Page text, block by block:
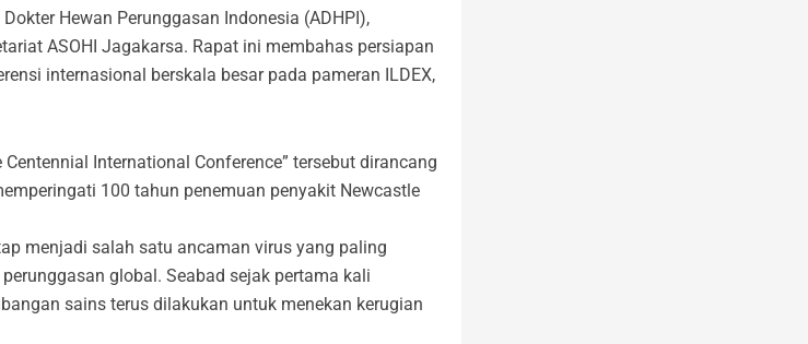
Hewan Perunggasan Indonesia (ADHPI),
ASOHI Jagakarsa. Rapat ini membahas persiapan
internasional berskala besar pada pameran ILDEX,
International Conference” tersebut dirancang
100 tahun penemuan penyakit Newcastle
menjadi salah satu ancaman virus yang paling
global. Seabad sejak pertama kali
sains terus dilakukan untuk menekan kerugian